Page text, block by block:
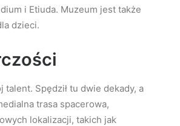
i Etiuda. Muzeum jest także
dzieci.
talent. Spędził tu dwie dekady, a
trasa spacerowa,
lokalizacji, takich jak